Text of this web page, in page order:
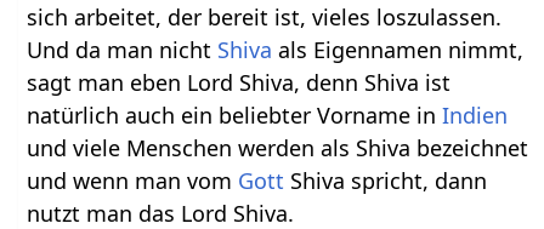
sich arbeitet, der bereit ist, vieles loszulassen.
Und da man nicht Shiva als Eigennamen nimmt,
sagt man eben Lord Shiva, denn Shiva ist
natürlich auch ein beliebter Vorname inIndien
und viele Menschen werden als Shiva bezeichnet
und wenn man vom Gott Shiva spricht, dann
nutzt man das Lord Shiva.